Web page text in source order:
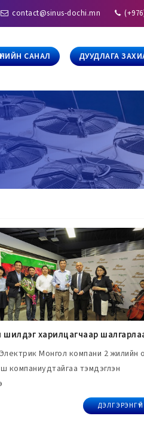
contact@sinus-dochi.mn
САНАЛ ДУУДЛАГА
харилцагчаар
Монгол компани 2 жилийн
компаниудтайгаа тэмдэглэн
ДЭЛГЭРЭНГҮЙ